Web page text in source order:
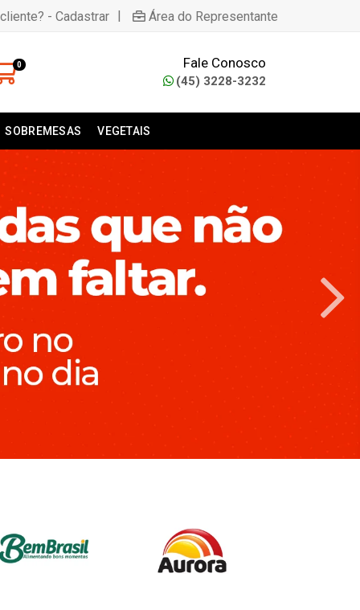
- Cadastrar | Área do Representante
0 Fale Conosco
(45) 3228-3232
SOBREMESAS VEGETAIS